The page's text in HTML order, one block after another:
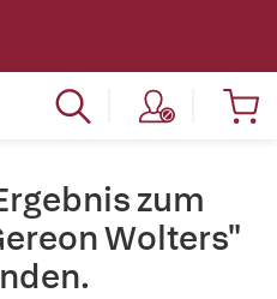
zum
Wolters"